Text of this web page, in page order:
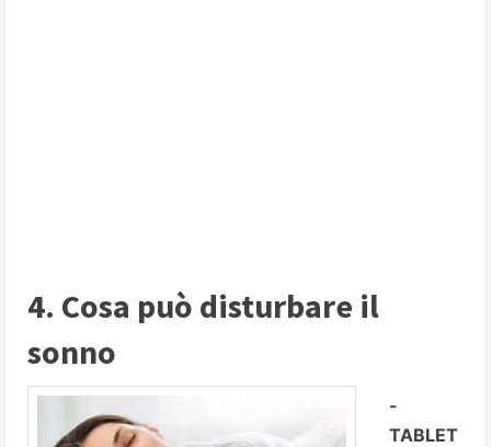
4. Cosa può disturbare il
sonno
-
TABLET